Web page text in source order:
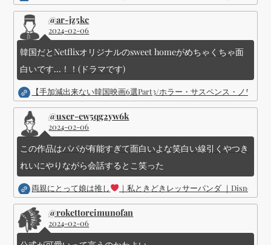
@ar-jz5kc
2024-02-06
韓国だとNetflixオリジナルのsweet homeがめちゃくちゃ面
白いです...！！(ドラマです)
【手加減出来ない韓国映画6選Part3/ホラー・サスペンス・ノワー
@user-ew5qg2yw6k
2024-02-06
この作品はパパが有能すぎて面白いよな笑白い線引くやつき
れいにやりながら会話するとこ笑った
両親にとって娘は推し ｜私ときどきレッサーパンダ ｜Disney (
@rokettoreimunofan
2024-02-06